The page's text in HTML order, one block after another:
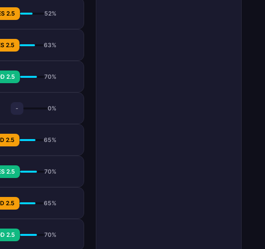
2.5 52%
2.5 63%
2.5 70%
- 0%
2.5 65%
2.5 70%
2.5 65%
2.5 70%